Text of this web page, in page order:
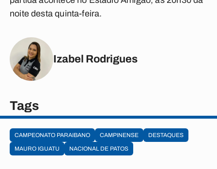
noite desta quinta-feira.
Izabel Rodrigues
Tags
CAMPEONATO PARAIBANO CAMPINENSE
DESTAQUES
MAURO IGUATU
NACIONAL DE PATOS